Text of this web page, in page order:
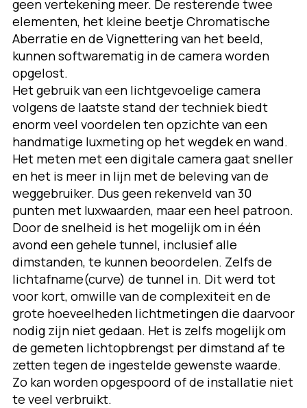
geen vertekening meer. De resterende twee
elementen, het kleine beetje Chromatische
Aberratie en de Vignettering van het beeld,
kunnen softwarematig in de camera worden
opgelost.
Het gebruik van een lichtgevoelige camera
volgens de laatste stand der techniek biedt
enorm veel voordelen ten opzichte van een
handmatige luxmeting op het wegdek en wand.
Het meten met een digitale camera gaat sneller
en het is meer in lijn met de beleving van de
weggebruiker. Dus geen rekenveld van 30
punten met luxwaarden, maar een heel patroon.
Door de snelheid is het mogelijk om in één
avond een gehele tunnel, inclusief alle
dimstanden, te kunnen beoordelen. Zelfs de
lichtafname(curve) de tunnel in. Dit werd tot
voor kort, omwille van de complexiteit en de
grote hoeveelheden lichtmetingen die daarvoor
nodig zijn niet gedaan. Het is zelfs mogelijk om
de gemeten lichtopbrengst per dimstand af te
zetten tegen de ingestelde gewenste waarde.
Zo kan worden opgespoord of de installatie niet
te veel verbruikt.